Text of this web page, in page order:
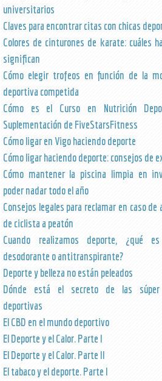
universitarios
Claves para encontrar citas con chicas
Colores de cinturones de karate: cuáles
significan
Cómo elegir trofeos en función de la
deportiva competida
Cómo es el Curso en Nutrición
Suplementación de FiveStarsFitness
Cómo ligar en Vigo haciendo deporte
Cómo ligar haciendo deporte: consejos de
Cómo mantener la piscina limpia en
poder nadar todo el año
Consejos legales para reclamar en caso de
de ciclista a peatón
Cuando realizamos deporte, ¿qué
desodorante o antitranspirante?
Deporte y belleza no están peleados
Dónde está el secreto de las súper
deportivas
El CBD en el mundo deportivo
El Deporte y el Calor. Parte I
El Deporte y el Calor. Parte II
El tabaco y el deporte. Parte I